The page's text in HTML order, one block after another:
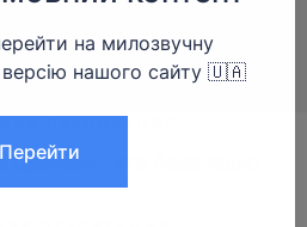
Одесса» - это безопасно